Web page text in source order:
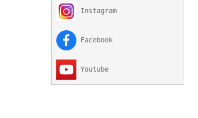
Instagram
Facebook
Youtube